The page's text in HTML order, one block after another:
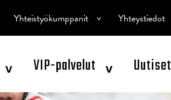
^ VIP-palvelut ^ Uutiset
Yhteistyökumppanit ^ Yhteystiedot